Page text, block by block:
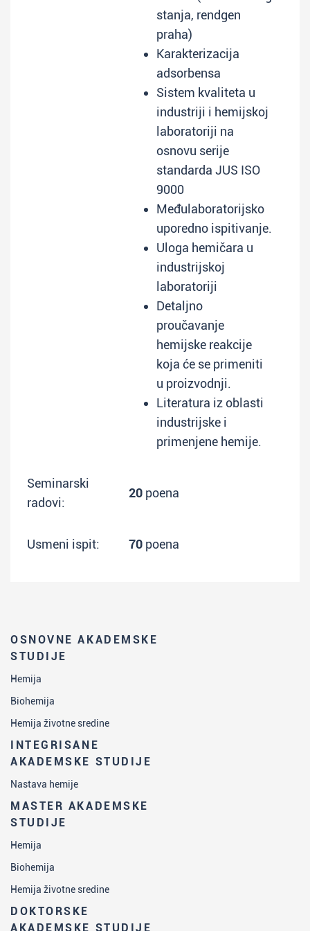
OSNOVNE AKADEMSKE
STUDIJE
Hemija
Biohemija
Hemija životne sredine
INTEGRISANE
AKADEMSKE STUDIJE
Nastava hemije
MASTER AKADEMSKE
STUDIJE
Hemija
Biohemija
Hemija životne sredine
DOKTORSKE
AKADEMSKE STUDIJE
stanja, rendgen
praha)
Karakterizacija
adsorbensa
Sistem kvaliteta u
industriji i hemijskoj
laboratoriji na
osnovu serije
standarda JUS ISO
9000
Međulaboratorijsko
uporedno ispitivanje.
Uloga hemičara u
industrijskoj
laboratoriji
Detaljno
proučavanje
hemijske reakcije
koja će se primeniti
u proizvodnji.
Literatura iz oblasti
industrijske i
primenjene hemije.
Seminarski
radovi:
20 poena
Usmeni ispit: 70 poena